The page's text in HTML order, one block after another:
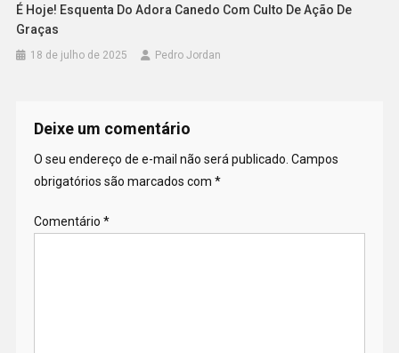
É Hoje! Esquenta Do Adora Canedo Com Culto De Ação De
Graças
18 de julho de 2025 Pedro Jordan
Deixe um comentário
O seu endereço de e-mail não será publicado. Campos
obrigatórios são marcados com *
Comentário *